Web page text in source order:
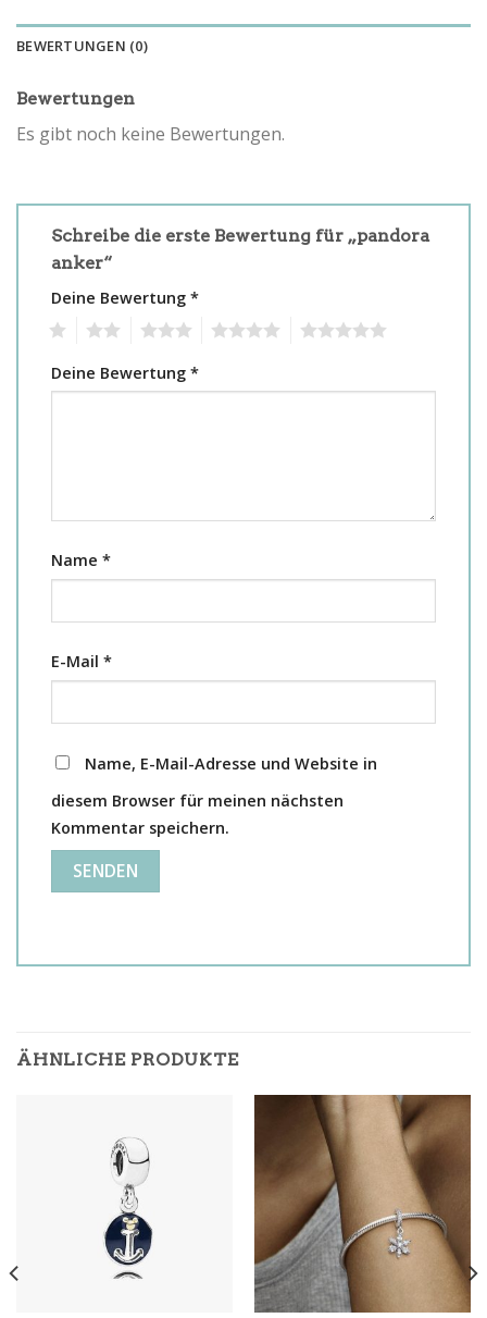
BEWERTUNGEN (0)
Bewertungen
Es gibt noch keine Bewertungen.
Schreibe die erste Bewertung für „pandora
anker“
Deine Bewertung *
Deine Bewertung *
Name *
E-Mail *
Name, E-Mail-Adresse und Website in
diesem Browser für meinen nächsten
Kommentar speichern.
ÄHNLICHE PRODUKTE